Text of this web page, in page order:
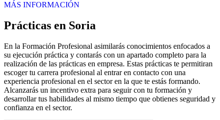
MÁS INFORMACIÓN
Prácticas en Soria
En la Formación Profesional asimilarás conocimientos enfocados a
su ejecución práctica y contarás con un apartado completo para la
realización de las prácticas en empresa. Estas prácticas te permitiran
escoger tu carrera profesional al entrar en contacto con una
experiencia profesional en el sector en la que te estás formando.
Alcanzarás un incentivo extra para seguir con tu formación y
desarrollar tus habilidades al mismo tiempo que obtienes seguridad y
confianza en el sector.